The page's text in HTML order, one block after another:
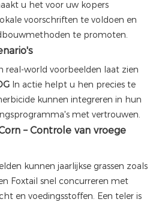
u het voor uw kopers
voorschriften te voldoen en
te promoten.
real-world voorbeelden laat zien
In actie helpt u hen precies te
kunnen integreren in hun
met vertrouwen.
– Controle van vroege
kunnen jaarlijkse grassen zoals
Foxtail snel concurreren met
en voedingsstoffen. Een teler is